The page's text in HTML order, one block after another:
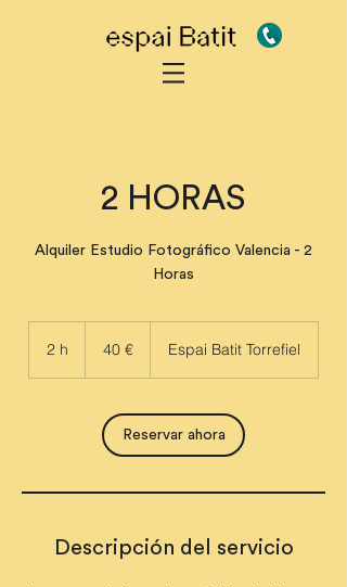
2 HORAS
Alquiler Estudio Fotográfico Valencia - 2
Horas
2 h 40 € Espai Batit Torrefiel
Reservar ahora
Descripción del servicio